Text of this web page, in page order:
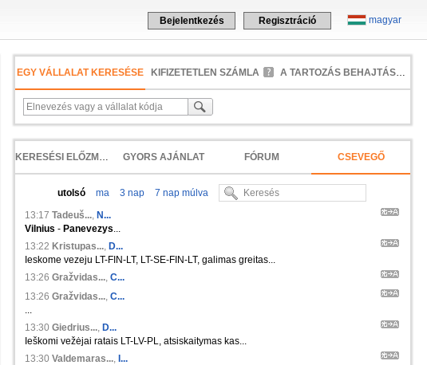
magyar
Bejelentkezés Regisztráció
EGY VÁLLALAT KERESÉSE KIFIZETETLEN SZÁMLA A TARTOZÁS BEHAJTÁSA
KERESÉSI ELŐZMÉNYEK GYORS AJÁNLAT FÓRUM CSEVEGŐ
utolsó ma 3 nap
7 nap múlva
13:17 Tadeuš..., N...
Vilnius - Panevezys...
13:22 Kristupas..., D...
Ieskome vezeju LT-FIN-LT, LT-SE-FIN-LT, galimas greitas...
13:26 Gražvidas..., C...
13:26 Gražvidas..., C...
...
13:30 Giedrius..., D...
Ieškomi vežėjai ratais LT-LV-PL, atsiskaitymas kas...
13:30 Valdemaras..., I...